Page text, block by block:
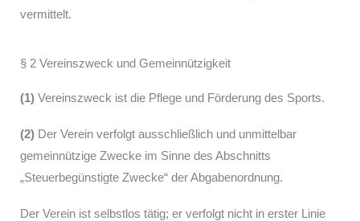
vermittelt.
§ 2 Vereinszweck und Gemeinnützigkeit
(1) Vereinszweck ist die Pflege und Förderung des Sports.
(2) Der Verein verfolgt ausschließlich und unmittelbar
gemeinnützige Zwecke im Sinne des Abschnitts
„Steuerbegünstigte Zwecke“ der Abgabenordnung.
Der Verein ist selbstlos tätig; er verfolgt nicht in erster Linie